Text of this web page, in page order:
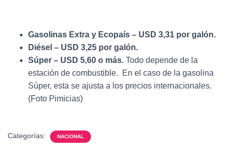
Gasolinas Extra y Ecopaís – USD 3,31 por galón.
Diésel – USD 3,25 por galón.
Súper – USD 5,60 o más. Todo depende de la
estación de combustible. En el caso de la gasolina
Súper, esta se ajusta a los precios internacionales.
(Foto Pimicias)
Categorías: NACIONAL